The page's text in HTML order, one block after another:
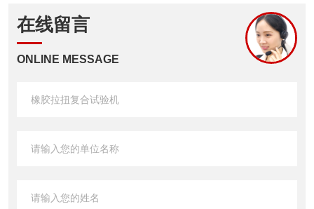
在线留言
ONLINE MESSAGE